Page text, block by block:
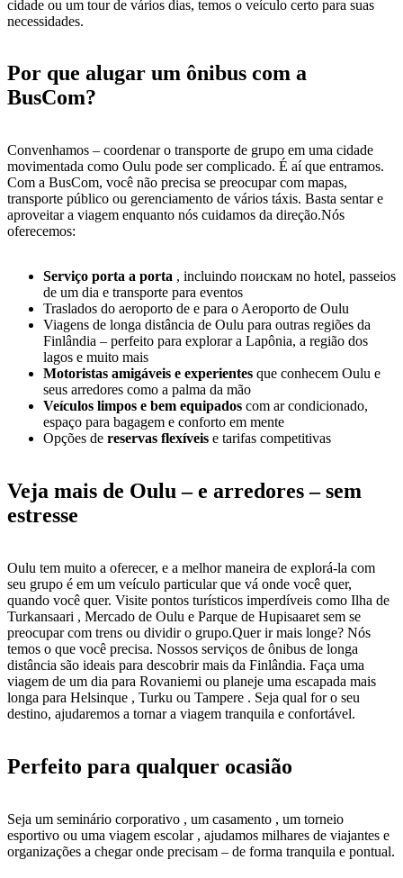
cidade ou um tour de vários dias, temos o veículo certo para suas
necessidades.
Por que alugar um ônibus com a
BusCom?
Convenhamos – coordenar o transporte de grupo em uma cidade
movimentada como Oulu pode ser complicado. É aí que entramos.
Com a BusCom, você não precisa se preocupar com mapas,
transporte público ou gerenciamento de vários táxis. Basta sentar e
aproveitar a viagem enquanto nós cuidamos da direção.Nós
oferecemos:
Serviço porta a porta , incluindo поискам no hotel, passeios
de um dia e transporte para eventos
Traslados do aeroporto de e para o Aeroporto de Oulu
Viagens de longa distância de Oulu para outras regiões da
Finlândia – perfeito para explorar a Lapônia, a região dos
lagos e muito mais
Motoristas amigáveis e experientes que conhecem Oulu e
seus arredores como a palma da mão
Veículos limpos e bem equipados com ar condicionado,
espaço para bagagem e conforto em mente
Opções de reservas flexíveis e tarifas competitivas
Veja mais de Oulu – e arredores – sem
estresse
Oulu tem muito a oferecer, e a melhor maneira de explorá-la com
seu grupo é em um veículo particular que vá onde você quer,
quando você quer. Visite pontos turísticos imperdíveis como Ilha de
Turkansaari , Mercado de Oulu e Parque de Hupisaaret sem se
preocupar com trens ou dividir o grupo.Quer ir mais longe? Nós
temos o que você precisa. Nossos serviços de ônibus de longa
distância são ideais para descobrir mais da Finlândia. Faça uma
viagem de um dia para Rovaniemi ou planeje uma escapada mais
longa para Helsinque , Turku ou Tampere . Seja qual for o seu
destino, ajudaremos a tornar a viagem tranquila e confortável.
Perfeito para qualquer ocasião
Seja um seminário corporativo , um casamento , um torneio
esportivo ou uma viagem escolar , ajudamos milhares de viajantes e
organizações a chegar onde precisam – de forma tranquila e pontual.